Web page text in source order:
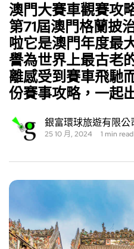
澳門大賽車觀賽攻
第71屆澳門格蘭披
啦它是澳門年度最
譽為世界上最古老
離感受到賽車飛馳
份賽事攻略，一起
銀富環球旅遊有限公
25 10 月, 2024 1 min read